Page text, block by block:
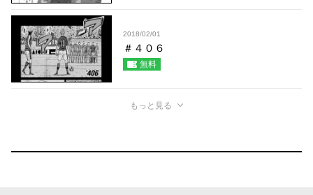
2018/02/01
＃４０６
無料
もっと見る